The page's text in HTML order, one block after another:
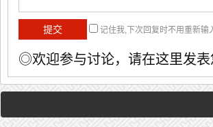
记住我,下次回复时不用重新输
◎欢迎参与讨论，请在这里发